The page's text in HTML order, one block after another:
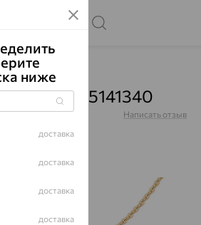
V1035141340
Написать отзыв
ниже
доставка
доставка
доставка
доставка